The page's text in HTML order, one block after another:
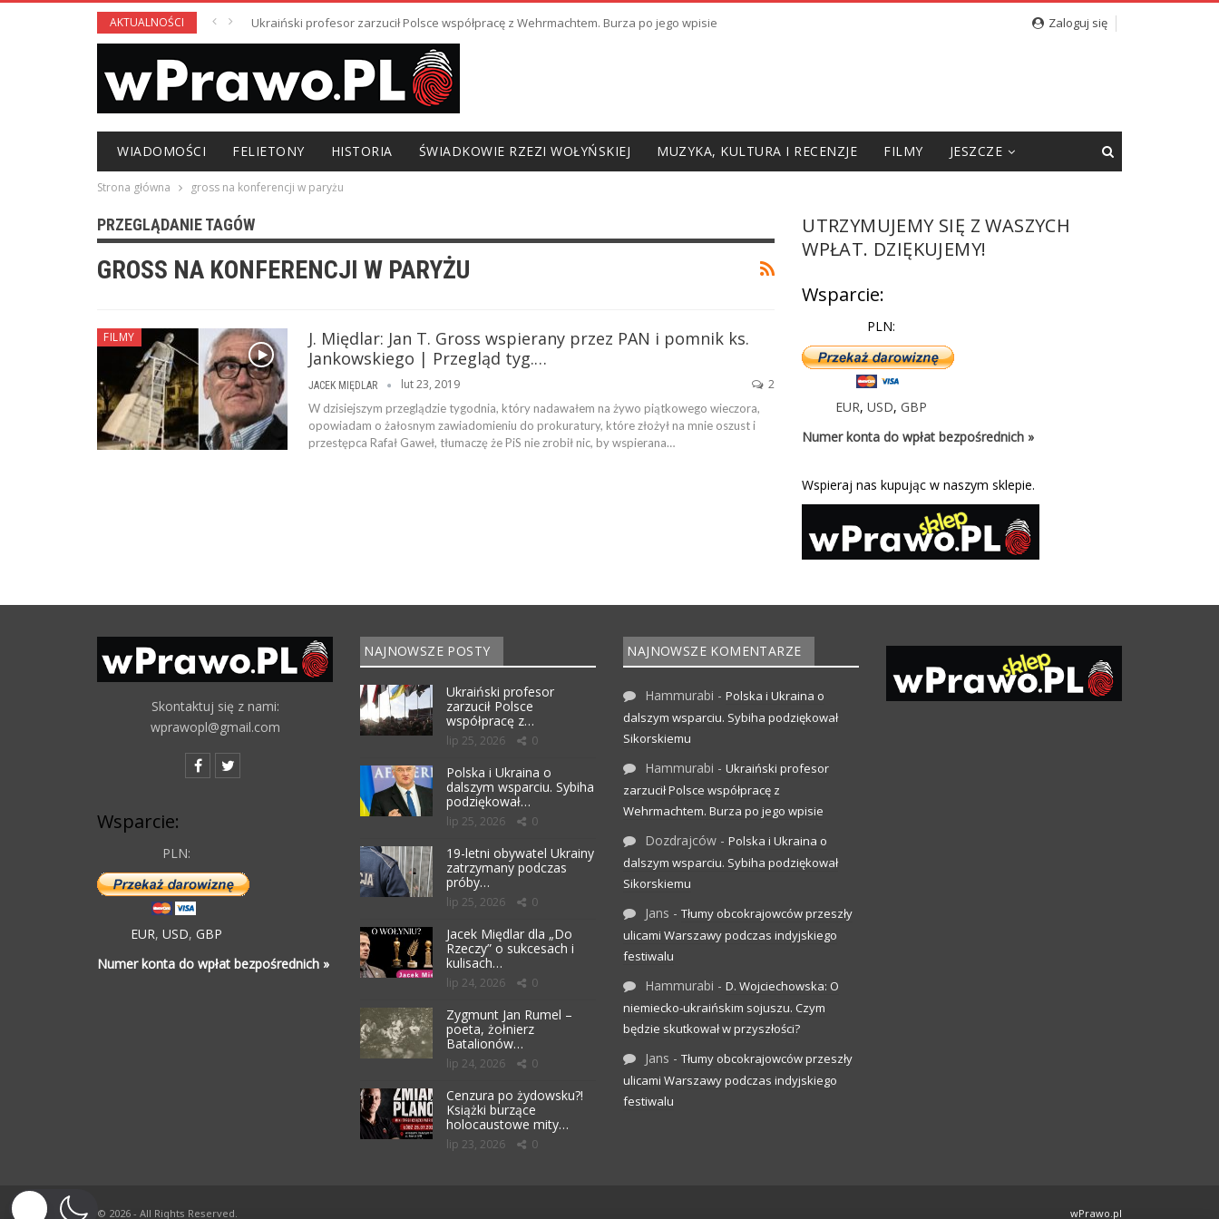
AKTUALNOŚCI Ukraiński profesor zarzucił Polsce współpracę z Wehrmachtem. Burza po jego wpisie Zaloguj się
WIADOMOŚCI FELIETONY HISTORIA ŚWIADKOWIE RZEZI WOŁYŃSKIEJ MUZYKA, KULTURA I RECENZJE FILMY JESZCZE
Strona główna gross na konferencji w paryżu
PRZEGLĄDANIE TAGÓW
GROSS NA KONFERENCJI W PARYŻU
FILMY
J. Międlar: Jan T. Gross wspierany przez PAN i pomnik ks.
Jankowskiego | Przegląd tyg.…
JACEK MIĘDLAR lut 23, 2019 2
W dzisiejszym przeglądzie tygodnia, który nadawałem na żywo piątkowego wieczora,
opowiadam o żałosnym zawiadomieniu do prokuratury, które złożył na mnie oszust i
przestępca Rafał Gaweł, tłumaczę że PiS nie zrobił nic, by wspierana…
UTRZYMUJEMY SIĘ Z WASZYCH
WPŁAT. DZIĘKUJEMY!
Wsparcie:
PLN:
EUR,USD,GBP
Numer konta do wpłat bezpośrednich »
Wspieraj nas kupując w naszym sklepie.
Skontaktuj się z nami:
wprawopl@gmail.com
Wsparcie:
PLN:
EUR, USD, GBP
Numer konta do wpłat bezpośrednich »
NAJNOWSZE POSTY
Ukraiński profesor
zarzucił Polsce
współpracę z…
lip 25, 2026 0
Polska i Ukraina o
dalszym wsparciu. Sybiha
podziękował…
lip 25, 2026 0
19-letni obywatel Ukrainy
zatrzymany podczas
próby…
lip 25, 2026 0
Jacek Międlar dla „Do
Rzeczy” o sukcesach i
kulisach…
lip 24, 2026 0
Zygmunt Jan Rumel –
poeta, żołnierz
Batalionów…
lip 24, 2026 0
Cenzura po żydowsku?!
Książki burzące
holocaustowe mity…
lip 23, 2026 0
NAJNOWSZE KOMENTARZE
Hammurabi - Polska i Ukraina o
dalszym wsparciu. Sybiha podziękował
Sikorskiemu
Hammurabi - Ukraiński profesor
zarzucił Polsce współpracę z
Wehrmachtem. Burza po jego wpisie
Dozdrajców - Polska i Ukraina o
dalszym wsparciu. Sybiha podziękował
Sikorskiemu
Jans - Tłumy obcokrajowców przeszły
ulicami Warszawy podczas indyjskiego
festiwalu
Hammurabi - D. Wojciechowska: O
niemiecko-ukraińskim sojuszu. Czym
będzie skutkował w przyszłości?
Jans - Tłumy obcokrajowców przeszły
ulicami Warszawy podczas indyjskiego
festiwalu
© 2026 - All Rights Reserved. wPrawo.pl